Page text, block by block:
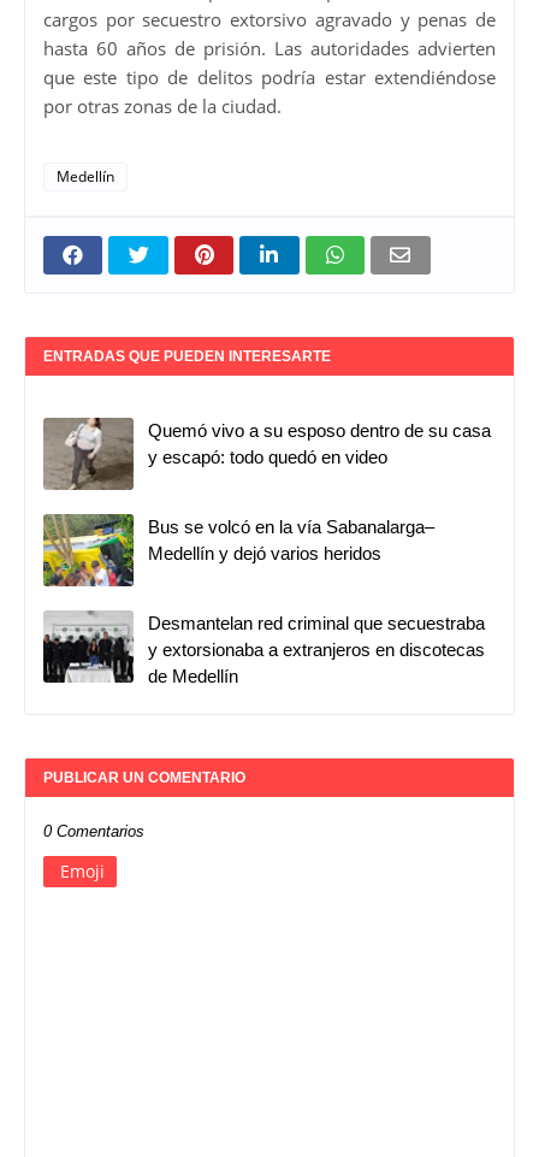
cargos por secuestro extorsivo agravado y penas de
hasta 60 años de prisión. Las autoridades advierten
que este tipo de delitos podría estar extendiéndose
por otras zonas de la ciudad.
Medellín
ENTRADAS QUE PUEDEN INTERESARTE
Quemó vivo a su esposo dentro de su casa
y escapó: todo quedó en video
Bus se volcó en la vía Sabanalarga–
Medellín y dejó varios heridos
Desmantelan red criminal que secuestraba
y extorsionaba a extranjeros en discotecas
de Medellín
PUBLICAR UN COMENTARIO
0 Comentarios
Emoji